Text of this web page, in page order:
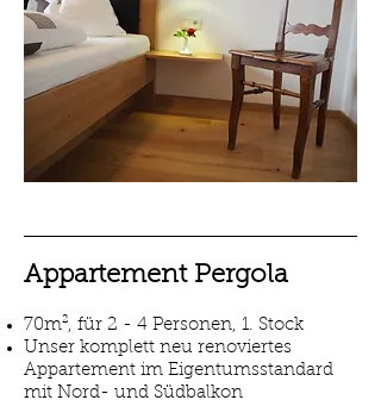
Appartement Pergola
70m², für 2 - 4 Personen, 1. Stock
Unser komplett neu renoviertes
Appartement im Eigentumsstandard
mit Nord- und Südbalkon